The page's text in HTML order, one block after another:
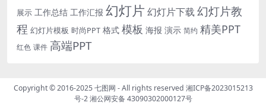
展示 工作总结 工作汇报 幻灯片 幻灯片下载 幻灯片教
程 幻灯片模板 时尚PPT 格式 模板 海报 演示 简约 精美PPT
红色 课件 高端PPT
Copyright © 2016-2025七图网 - All rights reserved 湘ICP备2023015213
号-2湘公网安备 43090302000127号